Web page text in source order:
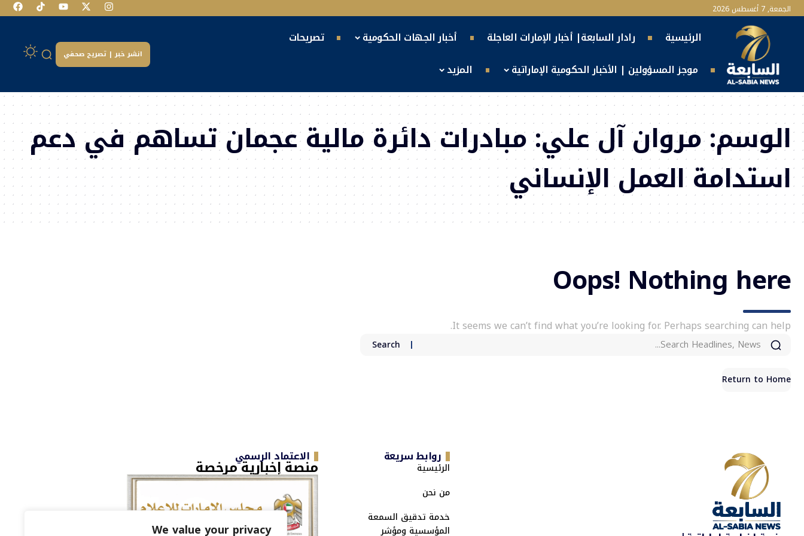
We value your privacy
الجمعة, 7 أغسطس 2026
الرئيسية رادار السابعة| أخبار الإمارات العاجلة أخبار الجهات الحكومية
تصريحات
موجز المسؤولين | الأخبار الحكومية الإماراتية
المزيد
انشر خبر | تصريح صحفي
الوسم:مروان آل علي: مبادرات دائرة مالية عجمان تساهم في دعم
استدامة العمل الإنساني
Oops! Nothing here
It seems we can’t find what you’re looking for. Perhaps searching can help.
Return to Home
روابط سريعة
الرئيسية
من نحن
خدمة تدقيق السمعة
المؤسسية ومؤشر
الاعتماد الرسمي
منصة إخبارية مرخصة